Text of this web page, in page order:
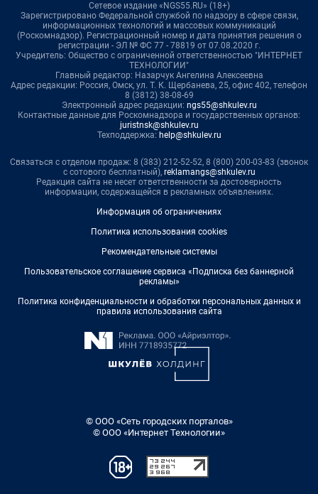
Сетевое издание «NGS55.RU» (18+)
Зарегистрировано Федеральной службой по надзору в сфере связи,
информационных технологий и массовых коммуникаций
(Роскомнадзор). Регистрационный номер и дата принятия решения о
регистрации - ЭЛ № ФС 77 - 78819 от 07.08.2020 г.
Учредитель: Общество с ограниченной ответственностью "ИНТЕРНЕТ
ТЕХНОЛОГИИ"
Главный редактор: Назарчук Ангелина Алексеевна
Адрес редакции: Россия, Омск, ул. Т. К. Щербанева, 25, офис 402, телефон
8 (3812) 38-08-69
Электронный адрес редакции: ngs55@shkulev.ru
Контактные данные для Роскомнадзора и государственных органов:
juristnsk@shkulev.ru
Техподдержка: help@shkulev.ru
Связаться с отделом продаж: 8 (383) 212-52-52, 8 (800) 200-03-83 (звонок
с сотового бесплатный), reklamangs@shkulev.ru
Редакция сайта не несет ответственности за достоверность
информации, содержащейся в рекламных объявлениях.
Информация об ограничениях
Политика использования cookies
Рекомендательные системы
Пользовательское соглашение сервиса «Подписка без баннерной
рекламы»
Политика конфиденциальности и обработки персональных данных и
правила использования сайта
© ООО «Сеть городских порталов»
© ООО «Интернет Технологии»